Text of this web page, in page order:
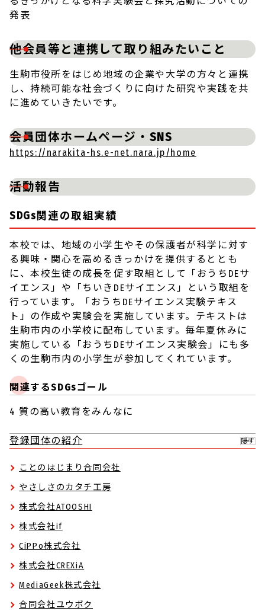
発表
他会員等と連携して取り組みたいこと
生駒市役所をはじめ地域の企業や大学の方々と連携
し、持続可能な社会づくりに向けた研究や実践を共
に進めていきたいです。
会員団体ホームページ・SNS
https://narakita-hs.e-net.nara.jp/home
活動報告
SDGs関連の取組実績
本校では、地域の小学生やその保護者が科学に対す
る興味・関心を高めるきっかけを提供するととも
に、本校生徒の成長を促す取組として「おうちDEサ
イエンス」や「ちいきDEサイエンス」という取組を
行っています。「おうちDEサイエンス実験テキス
ト」の作成や実験会を実施しています。テキストは
生駒市内の小学校に配布しています。毎年夏休みに
実施している「おうちDEサイエンス実験会」にも多
くの生駒市内の小学生が参加してくれています。
関連するSDGsゴール
4 質の高い教育をみんなに
登録団体の紹介 隠す
ことのはじまり合同会社
やさしさのカタチ工房
株式会社ATOOSHI
株式会社if
CiPPo株式会社
株式会社CREXiA
MediaGeek株式会社
合同会社ユウボク